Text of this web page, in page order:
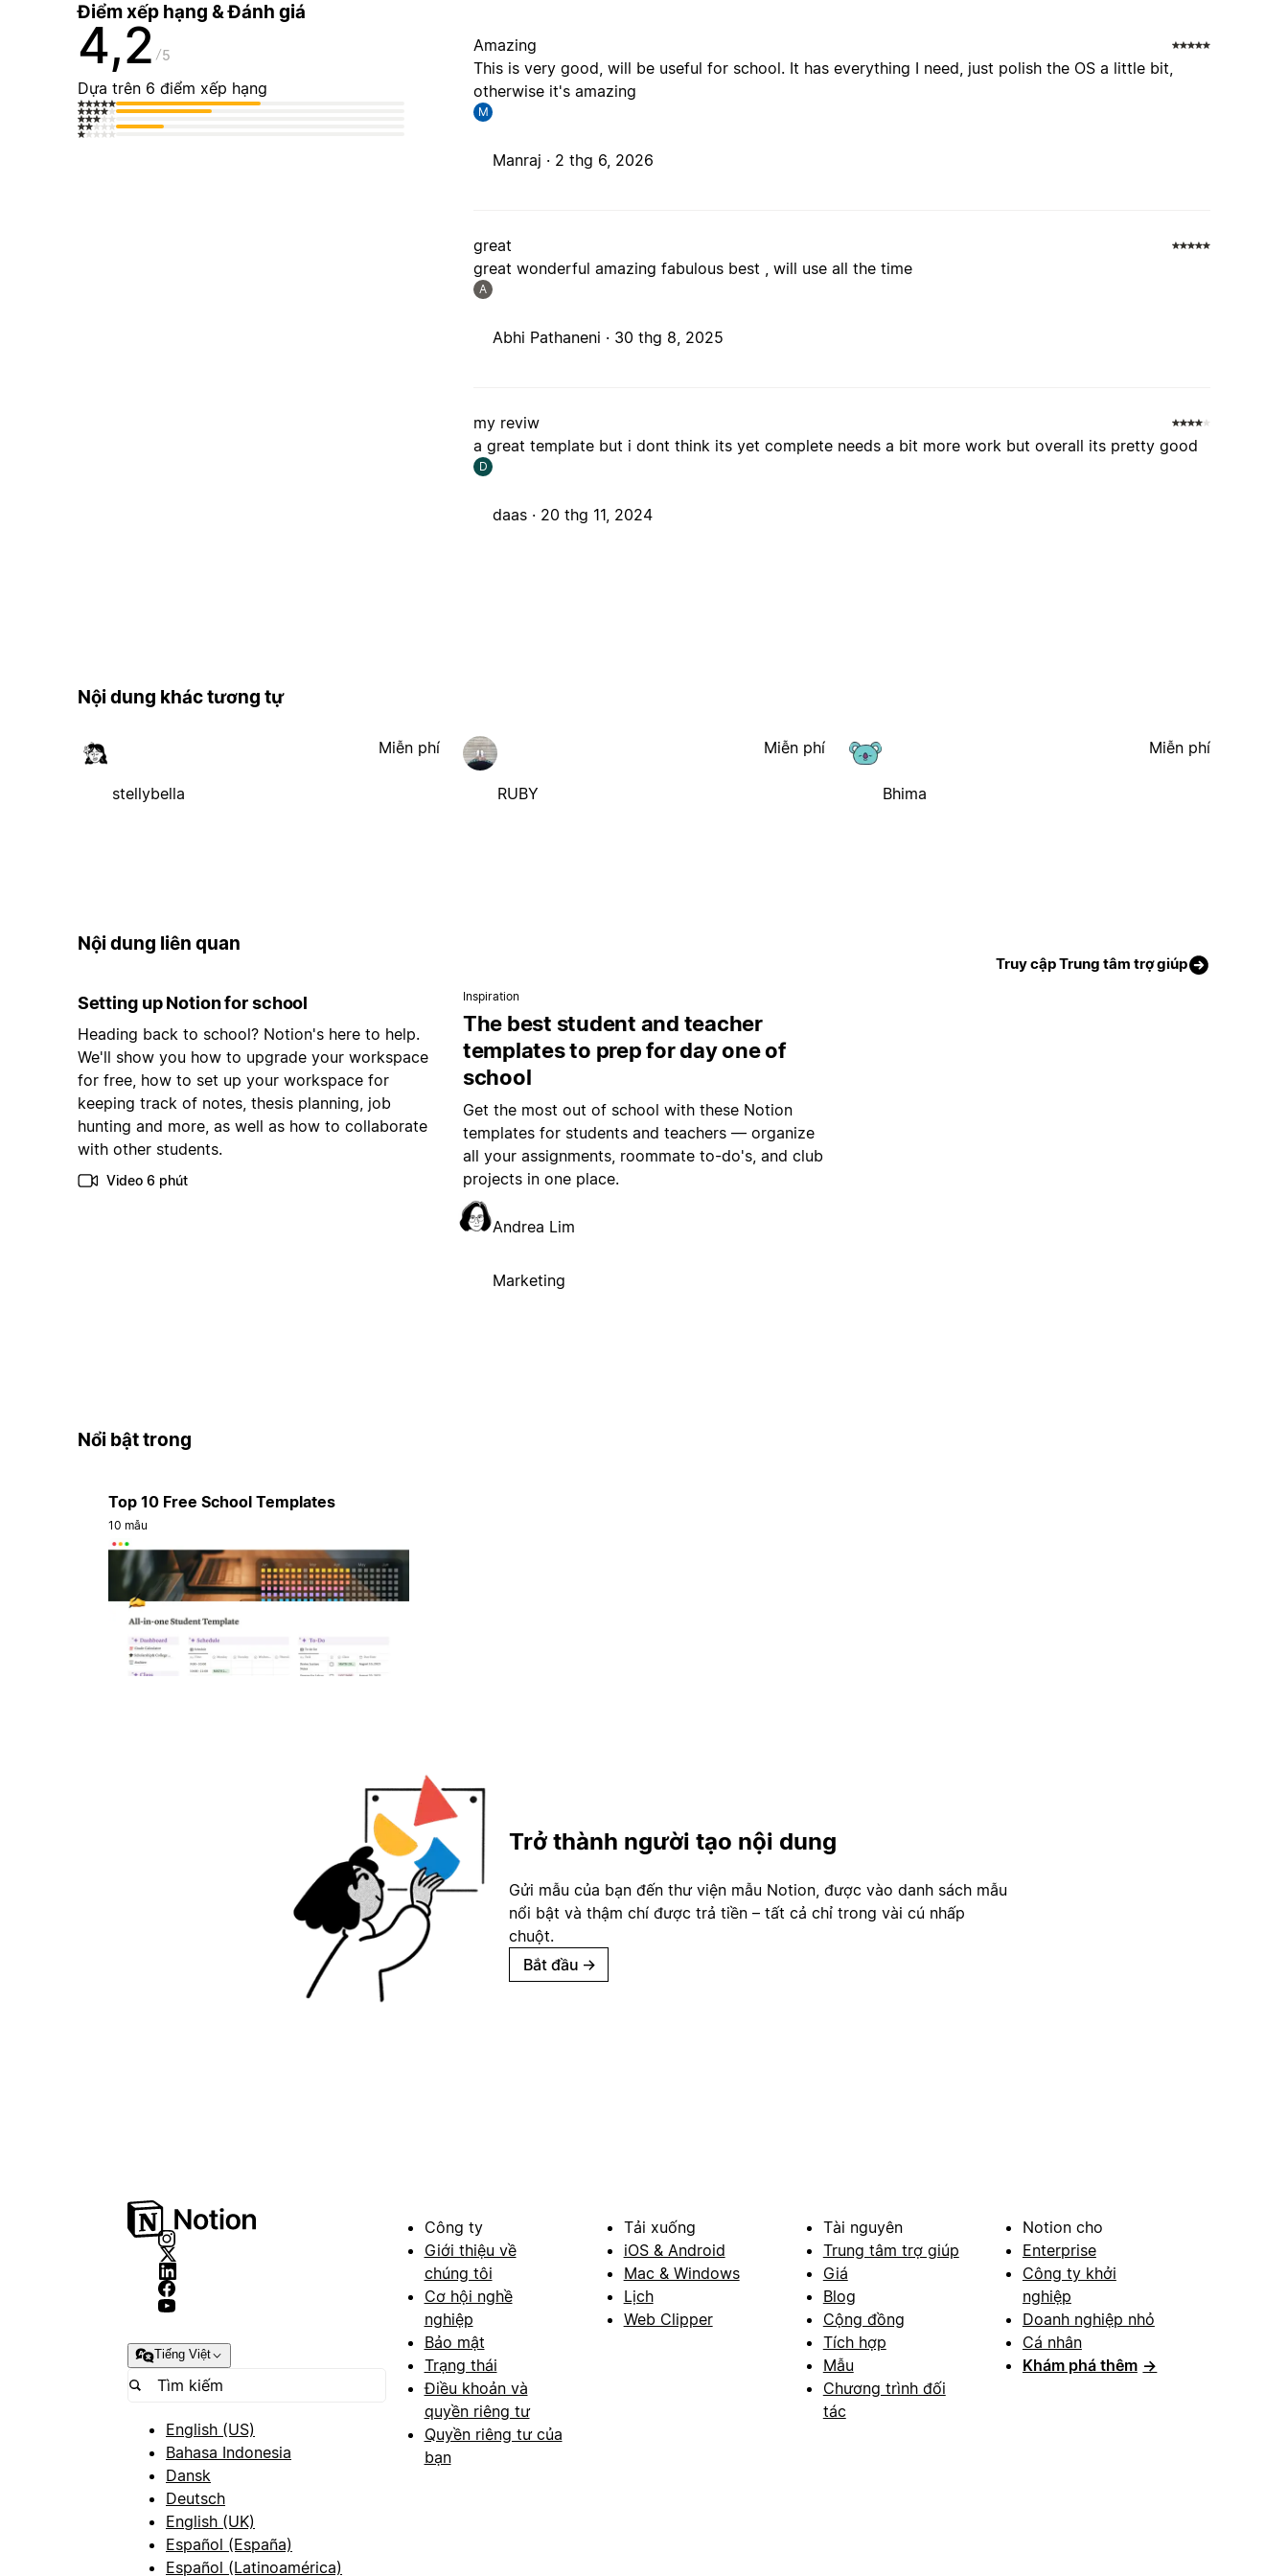
Điểm xếp hạng & Đánh giá
4,2 5
Dựa trên 6 điểm xếp hạng
Amazing
This is very good, will be useful for school. It has everything I need, just polish the OS a little bit,
otherwise it's amazing
M
Manraj · 2 thg 6, 2026
great
great wonderful amazing fabulous best , will use all the time
A
Abhi Pathaneni · 30 thg 8, 2025
my reviw
a great template but i dont think its yet complete needs a bit more work but overall its pretty good
D
daas · 20 thg 11, 2024
Nội dung khác tương tự
stellybella
Miễn phí
RUBY
Miễn phí
Bhima
Miễn phí
Nội dung liên quan
Truy cập Trung tâm trợ giúp
Setting up Notion for school
Heading back to school? Notion's here to help.
We'll show you how to upgrade your workspace
for free, how to set up your workspace for
keeping track of notes, thesis planning, job
hunting and more, as well as how to collaborate
with other students.
Video 6 phút
Inspiration
The best student and teacher
templates to prep for day one of
school
Get the most out of school with these Notion
templates for students and teachers — organize
all your assignments, roommate to-do's, and club
projects in one place.
Andrea Lim
Marketing
Nổi bật trong
Top 10 Free School Templates
10 mẫu
Trở thành người tạo nội dung
Gửi mẫu của bạn đến thư viện mẫu Notion, được vào danh sách mẫu
nổi bật và thậm chí được trả tiền – tất cả chỉ trong vài cú nhấp
chuột.
Bắt đầu →
Tiếng Việt
English (US)
Bahasa Indonesia
Dansk
Deutsch
English (UK)
Español (España)
Español (Latinoamérica)
Công ty
Giới thiệu về
chúng tôi
Cơ hội nghề
nghiệp
Bảo mật
Trạng thái
Điều khoản và
quyền riêng tư
Quyền riêng tư của
bạn
Tải xuống
iOS & Android
Mac & Windows
Lịch
Web Clipper
Tài nguyên
Trung tâm trợ giúp
Giá
Blog
Cộng đồng
Tích hợp
Mẫu
Chương trình đối
tác
Notion cho
Enterprise
Công ty khởi
nghiệp
Doanh nghiệp nhỏ
Cá nhân
Khám phá thêm →